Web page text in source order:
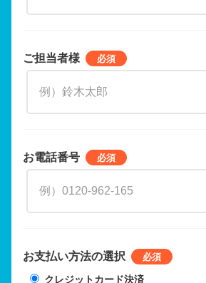
ご担当者様
お電話番号
お支払い方法の選択
クレジットカード決済